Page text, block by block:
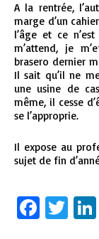
A la rentrée,
marge d’un
l’âge et ce
m’attend, je
brasero dernier
Il sait qu’il ne
une usine de
même, il cesse
se l’approprie.
Il expose au
sujet de fin